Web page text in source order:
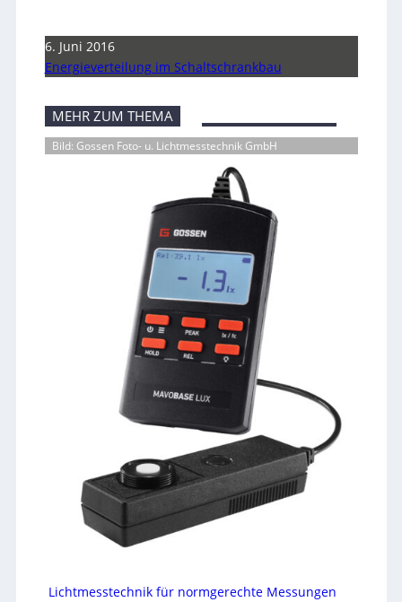
6. Juni 2016
Energieverteilung im Schaltschrankbau
MEHR ZUM THEMA
Bild: Gossen Foto- u. Lichtmesstechnik GmbH
Lichtmesstechnik für normgerechte Messungen